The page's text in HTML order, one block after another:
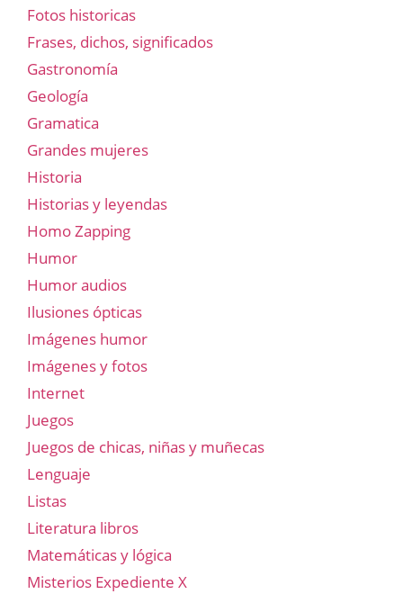
Fotos historicas
Frases, dichos, significados
Gastronomía
Geología
Gramatica
Grandes mujeres
Historia
Historias y leyendas
Homo Zapping
Humor
Humor audios
Ilusiones ópticas
Imágenes humor
Imágenes y fotos
Internet
Juegos
Juegos de chicas, niñas y muñecas
Lenguaje
Listas
Literatura libros
Matemáticas y lógica
Misterios Expediente X